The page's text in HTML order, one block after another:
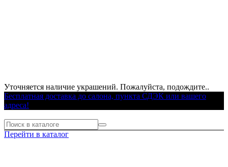
Уточняется наличие украшений. Пожалуйста, подождите..
Бесплатная доставка до салона, пункта СДЭК или вашего
адреса!
Перейти в каталог